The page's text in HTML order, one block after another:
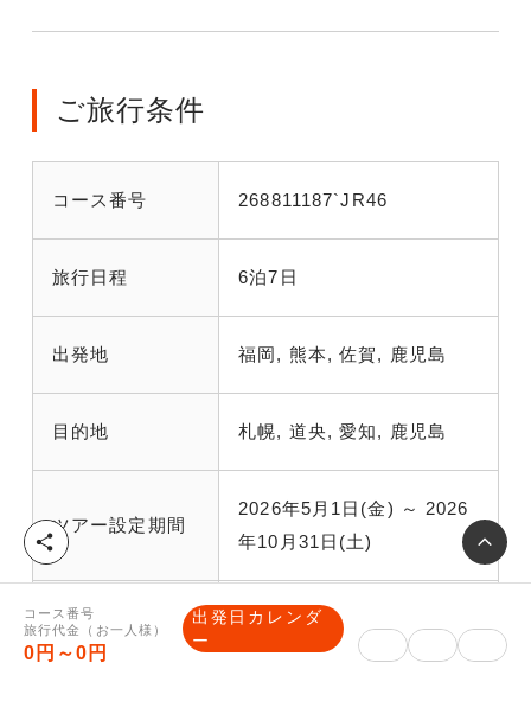
ご旅行条件
コース番号 268811187`JR46
旅行日程 6泊7日
出発地 福岡, 熊本, 佐賀, 鹿児島
目的地 札幌, 道央, 愛知, 鹿児島
ツアー設定期間
2026年5月1日(金) ～ 2026
年10月31日(土)
申込期限 出発14日前00時00分迄
コース番号
旅行代金（お一人様）
0円～0円
出発日カレンダ
ー
シ
ェ
ア